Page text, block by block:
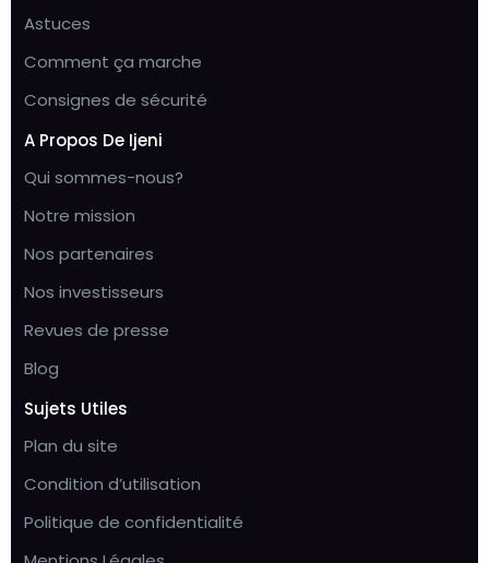
Astuces
Comment ça marche
Consignes de sécurité
A Propos De Ijeni
Qui sommes-nous?
Notre mission
Nos partenaires
Nos investisseurs
Revues de presse
Blog
Sujets Utiles
Plan du site
Condition d’utilisation
Politique de confidentialité